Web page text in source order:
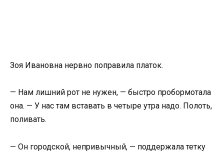
Зоя Ивановна нервно поправила платок.
— Нам лишний рот не нужен, — быстро пробормотала
она. — У нас там вставать в четыре утра надо. Полоть,
поливать.
— Он городской, непривычный, — поддержала тетку